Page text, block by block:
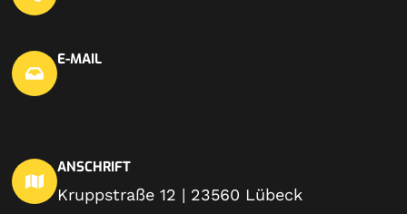
E-MAIL
ANSCHRIFT
Kruppstraße 12 | 23560 Lübeck